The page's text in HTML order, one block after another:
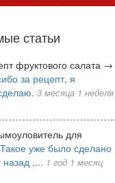
статьи
фруктового салата →
за рецепт, я
3 месяца 1 неделя
для
Такое уже было сделано
назад ,... 1 год 1 месяц